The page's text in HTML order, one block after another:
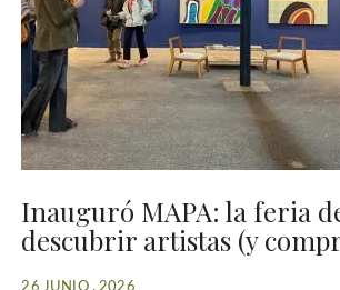
Inauguró MAPA: la feria
descubrir artistas (y
26 JUNIO , 2026